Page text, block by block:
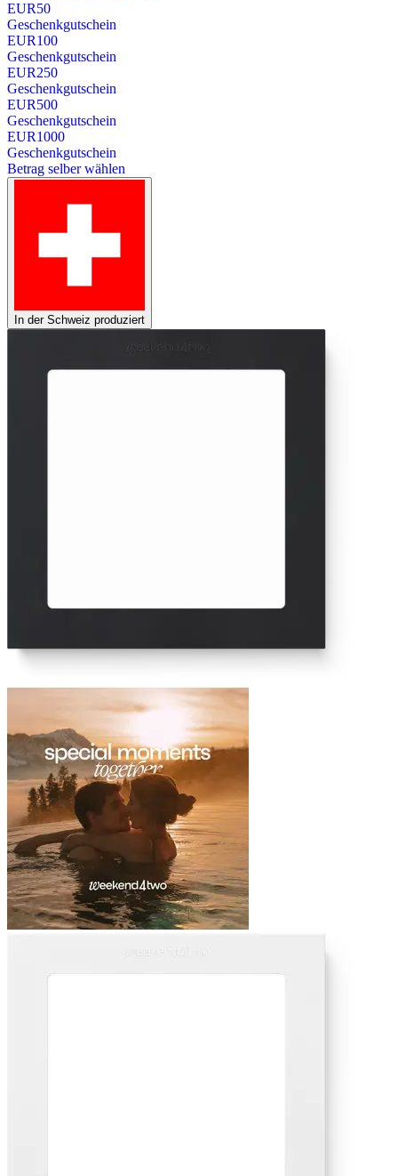
EUR50
Geschenkgutschein
EUR100
Geschenkgutschein
EUR250
Geschenkgutschein
EUR500
Geschenkgutschein
EUR1000
Geschenkgutschein
Betrag selber wählen
In der Schweiz produziert